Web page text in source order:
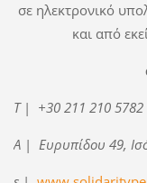
σε ηλεκτρονικό
και από
T | +30 211 210 5782
A | Ευρυπίδου 49,